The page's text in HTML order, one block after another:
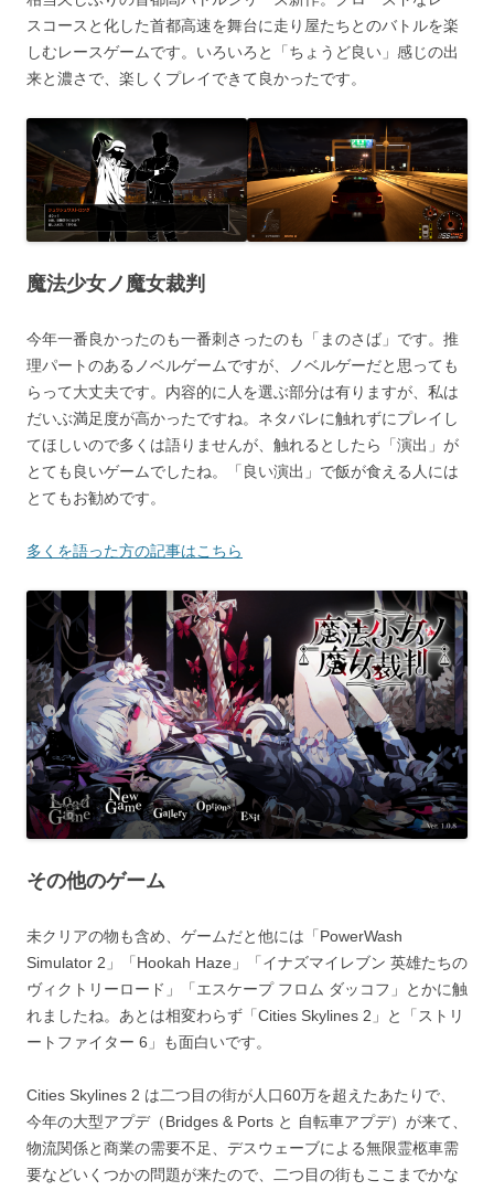
スコースと化した首都高速を舞台に走り屋たちとのバトルを楽
しむレースゲームです。いろいろと「ちょうど良い」感じの出
来と濃さで、楽しくプレイできて良かったです。
魔法少女ノ魔女裁判
今年一番良かったのも一番刺さったのも「まのさば」です。推
理パートのあるノベルゲームですが、ノベルゲーだと思っても
らって大丈夫です。内容的に人を選ぶ部分は有りますが、私は
だいぶ満足度が高かったですね。ネタバレに触れずにプレイし
てほしいので多くは語りませんが、触れるとしたら「演出」が
とても良いゲームでしたね。「良い演出」で飯が食える人には
とてもお勧めです。
多くを語った方の記事はこちら
その他のゲーム
未クリアの物も含め、ゲームだと他には「PowerWash
Simulator 2」「Hookah Haze」「イナズマイレブン 英雄たちの
ヴィクトリーロード」「エスケープ フロム ダッコフ」とかに触
れましたね。あとは相変わらず「Cities Skylines 2」と「ストリ
ートファイター 6」も面白いです。
Cities Skylines 2 は二つ目の街が人口60万を超えたあたりで、
今年の大型アプデ（Bridges & Ports と 自転車アプデ）が来て、
物流関係と商業の需要不足、デスウェーブによる無限霊柩車需
要などいくつかの問題が来たので、二つ目の街もここまでかな